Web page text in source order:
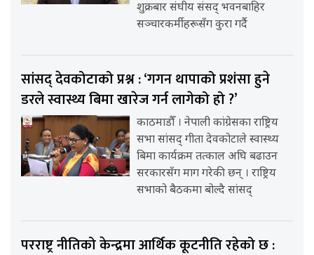
शुक्रबार संघीय संसद् भवनबाहिर
सञ्चारकर्मीहरूसँग कुरा गर्दै
सांसद् देवकोटाको प्रश्न : ‘गगन थापाको प्रशंसा हुने
डरले स्वास्थ्य बिमा खारेज गर्न लागेको हो ?’
काठमाडौँ । नेपाली कांग्रेसका राष्ट्रिय
सभा सांसद् गीता देवकोटाले स्वास्थ्य
बिमा कार्यक्रम तत्काल अघि बढाउन
सरकारसँग माग गरेकी छन् । राष्ट्रिय
सभाको बैठकमा बोल्दै सांसद्
परराष्ट्र नीतिको केन्द्रमा आर्थिक कूटनीति रहेको छ :